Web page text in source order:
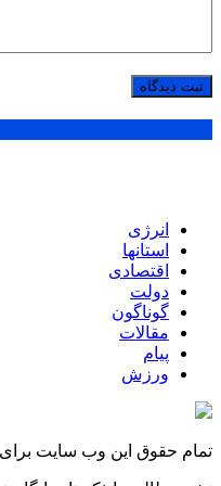
انرژی
استانها
اقتصادی
دولت
گوناگون
مقالات
پیام
ورزش
تمام حقوق این وب سایت